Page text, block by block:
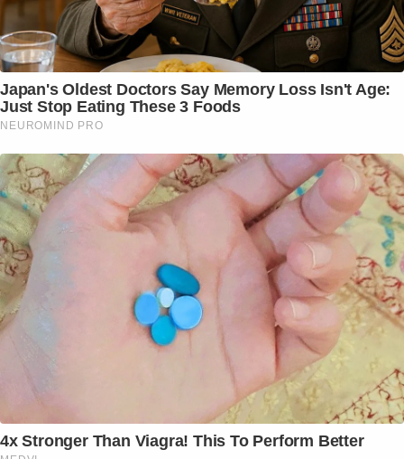
Japan's Oldest Doctors Say Memory Loss Isn't Age:
Just Stop Eating These 3 Foods
NEUROMIND PRO
4x Stronger Than Viagra! This To Perform Better